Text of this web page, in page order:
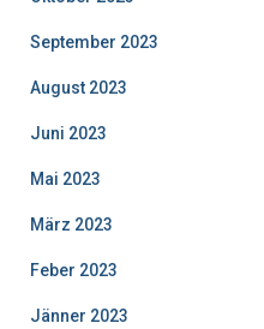
September 2023
August 2023
Juni 2023
Mai 2023
März 2023
Feber 2023
Jänner 2023